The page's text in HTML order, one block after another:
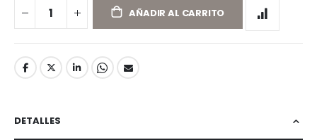
AÑADIR AL CARRITO
DETALLES